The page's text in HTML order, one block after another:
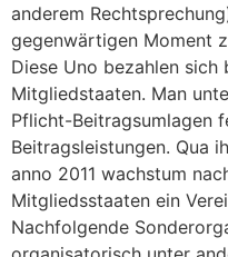
anderem
gegenwärtigen Moment
Diese Uno bezahlen
Mitgliedstaaten. Man
Pflicht-Beitragsumlagen
Beitragsleistungen. Qua
anno 2011 wachstum
Mitgliedsstaaten ein
Nachfolgende